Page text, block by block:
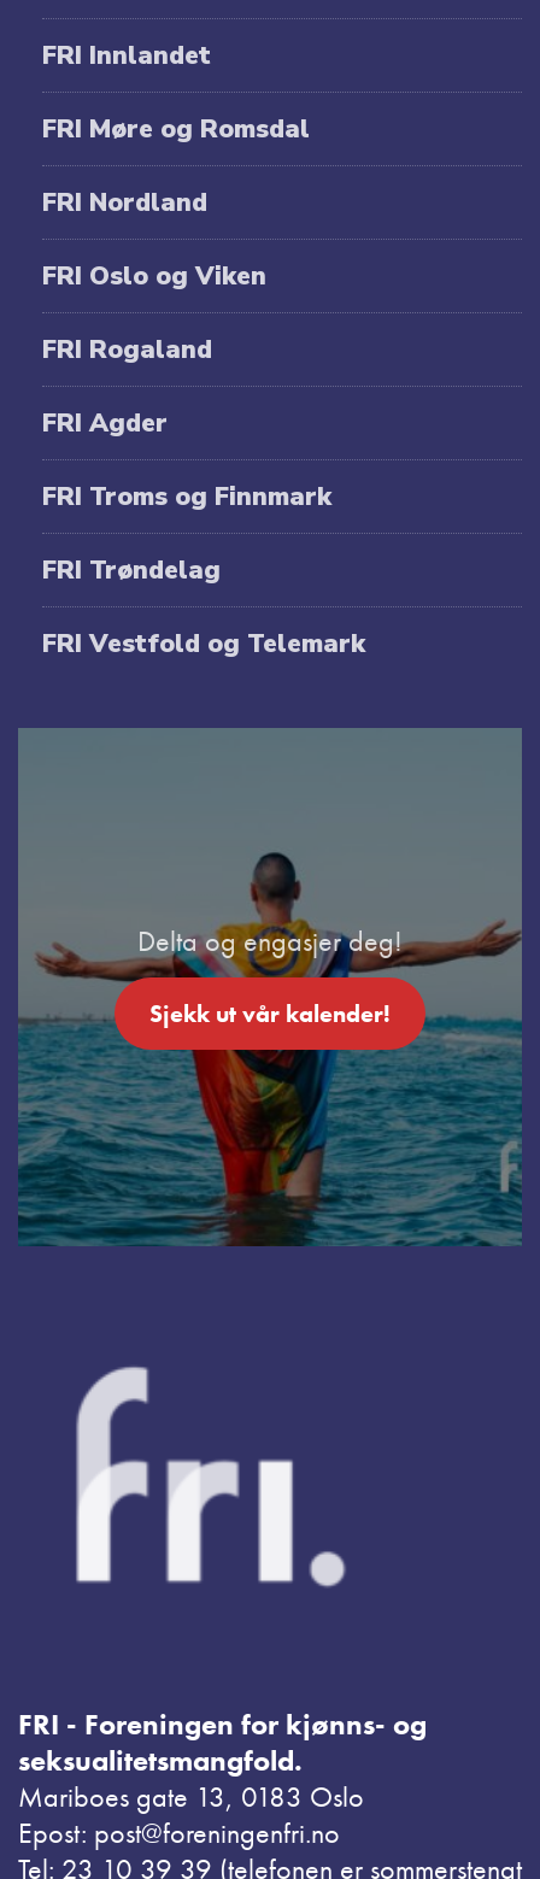
FRI Innlandet
FRI Møre og Romsdal
FRI Nordland
FRI Oslo og Viken
FRI Rogaland
FRI Agder
FRI Troms og Finnmark
FRI Trøndelag
FRI Vestfold og Telemark
Delta og engasjer deg!
Sjekk ut vår kalender!
FRI - Foreningen for kjønns- og
seksualitetsmangfold.
Mariboes gate 13, 0183 Oslo
Epost: post@foreningenfri.no
Tel: 23 10 39 39 (telefonen er sommerstengt